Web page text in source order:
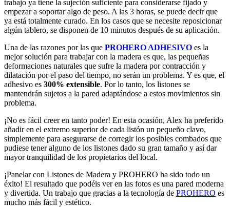
trabajo ya tiene la sujeción suficiente para considerarse fijado y
empezar a soportar algo de peso. A las 3 horas, se puede decir que
ya está totalmente curado. En los casos que se necesite reposicionar
algún tablero, se disponen de 10 minutos después de su aplicación.
Una de las razones por las que PROHERO ADHESIVO es la
mejor solución para trabajar con la madera es que, las pequeñas
deformaciones naturales que sufre la madera por contracción y
dilatación por el paso del tiempo, no serán un problema. Y es que, el
adhesivo es 300% extensible. Por lo tanto, los listones se
mantendrán sujetos a la pared adaptándose a estos movimientos sin
problema.
¡No es fácil creer en tanto poder! En esta ocasión, Alex ha preferido
añadir en el extremo superior de cada listón un pequeño clavo,
simplemente para asegurarse de corregir los posibles combados que
pudiese tener alguno de los listones dado su gran tamaño y así dar
mayor tranquilidad de los propietarios del local.
¡Panelar con Listones de Madera y PROHERO ha sido todo un
éxito! El resultado que podéis ver en las fotos es una pared moderna
y divertida. Un trabajo que gracias a la tecnología de PROHERO es
mucho más fácil y estético.